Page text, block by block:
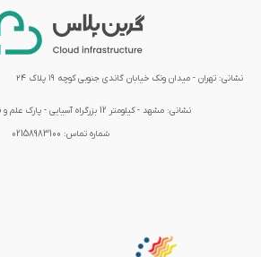
نشانی: تهران - میدان ونک خیابان گاندی جنوبی کوچه ۱۹ پلاک ۲۴
نشانی: مشهد - کیلومتر 12 بزرگراه آسیایی - پارک علم و فناوری خراسان رضوی
شماره تماس: 02158983100